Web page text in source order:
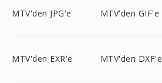
MTV'den JPG'e MTV'den GIF'e
MTV'den EXR'e MTV'den DXF'e